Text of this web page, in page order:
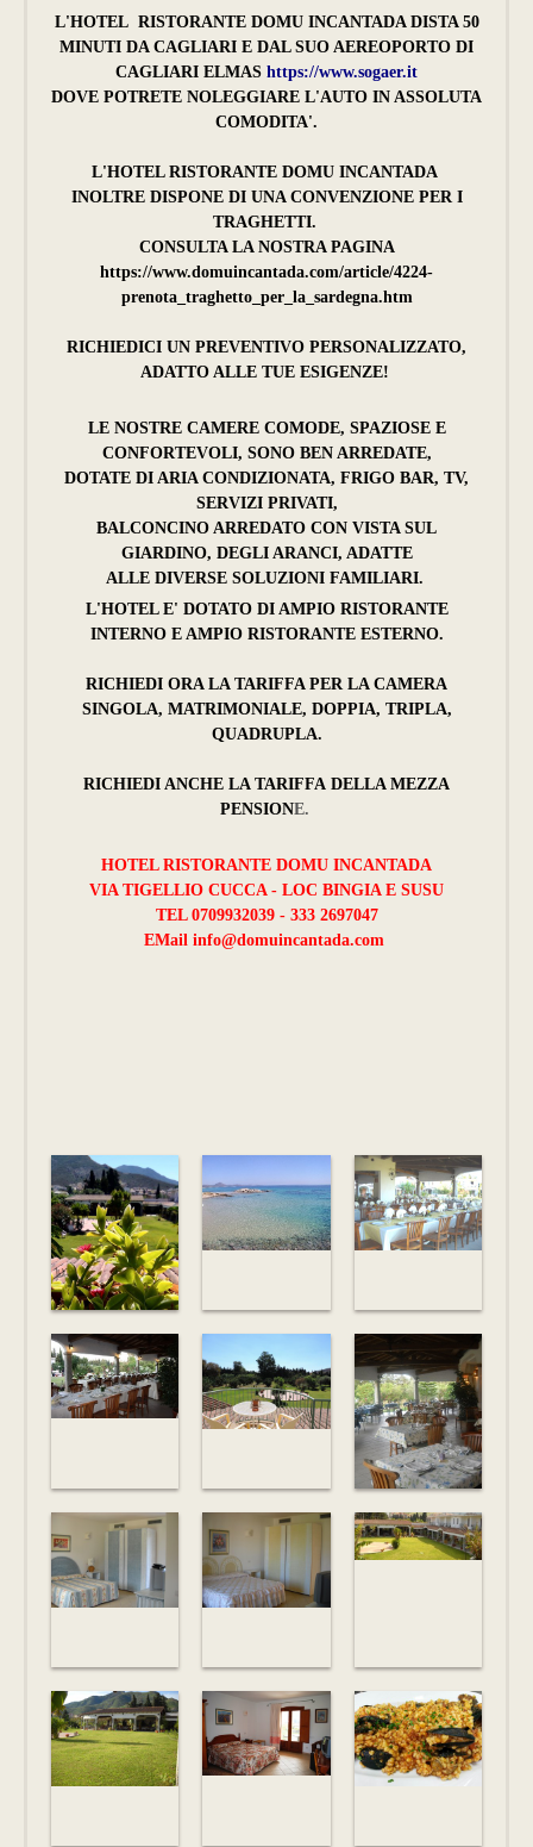
L'HOTEL RISTORANTE DOMU INCANTADA DISTA 50
MINUTI DA CAGLIARI E DAL SUO AEREOPORTO DI
CAGLIARI ELMAS https://www.sogaer.it
DOVE POTRETE NOLEGGIARE L'AUTO IN ASSOLUTA
COMODITA'.
L'HOTEL RISTORANTE DOMU INCANTADA
INOLTRE DISPONE DI UNA CONVENZIONE PER I
TRAGHETTI.
CONSULTA LA NOSTRA PAGINA
https://www.domuincantada.com/article/4224-
prenota_traghetto_per_la_sardegna.htm
RICHIEDICI UN PREVENTIVO PERSONALIZZATO,
ADATTO ALLE TUE ESIGENZE!
LE NOSTRE CAMERE COMODE, SPAZIOSE E
CONFORTEVOLI, SONO BEN ARREDATE,
DOTATE DI ARIA CONDIZIONATA, FRIGO BAR, TV,
SERVIZI PRIVATI,
BALCONCINO ARREDATO CON VISTA SUL
GIARDINO, DEGLI ARANCI, ADATTE
ALLE DIVERSE SOLUZIONI FAMILIARI.
L'HOTEL E' DOTATO DI AMPIO RISTORANTE
INTERNO E AMPIO RISTORANTE ESTERNO.
RICHIEDI ORA LA TARIFFA PER LA CAMERA
SINGOLA, MATRIMONIALE, DOPPIA, TRIPLA,
QUADRUPLA.
RICHIEDI ANCHE LA TARIFFA DELLA MEZZA
PENSIONE.
HOTEL RISTORANTE DOMU INCANTADA
VIA TIGELLIO CUCCA - LOC BINGIA E SUSU
TEL 0709932039 - 333 2697047
EMail info@domuincantada.com